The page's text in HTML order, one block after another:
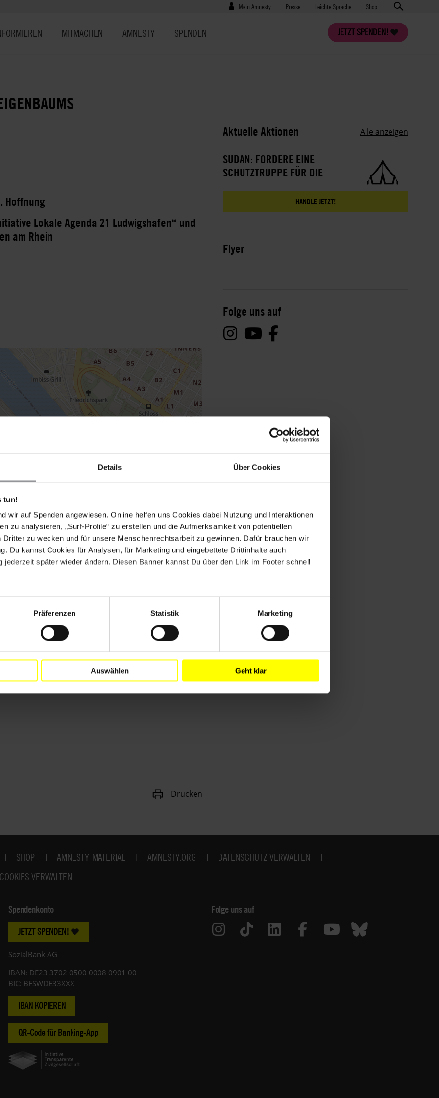
Details Über Cookies
tun!
wir auf Spenden angewiesen. Online helfen uns Cookies dabei Nutzung und Interaktionen
zu analysieren, „Surf-Profile“ zu erstellen und die Aufmerksamkeit von potentiellen
Dritter zu wecken und für unsere Menschenrechtsarbeit zu gewinnen. Dafür brauchen wir
Du kannst Cookies für Analysen, für Marketing und eingebettete Drittinhalte auch
jederzeit später wieder ändern. Diesen Banner kannst Du über den Link im Footer schnell
Präferenzen Statistik Marketing
Auswählen Geht klar
Benutzermenü
Mein Amnesty Presse
Presse Leichte Sprache Shop
JETZT SPENDEN!
MITMACHEN AMNESTY SPENDEN
Hoffnung
Lokale Agenda 21 Ludwigshafen“ und
am Rhein
Leaflet Map data © contributors, CC-BY-SA
Drucken
Aktuelle Aktionen Alle anzeigen
SUDAN: FORDERE EINE
SCHUTZTRUPPE FÜR DIE
HANDLE JETZT!
Flyer
Folge uns auf
SHOP AMNESTY-MATERIAL AMNESTY.ORG
DATENSCHUTZ VERWALTEN
COOKIES VERWALTEN
Spendenkonto
JETZT SPENDEN!
SozialBank AG
IBAN: DE23 3702 0500 0008 0901 00
BIC: BFSWDE33XXX
IBAN KOPIEREN
QR-Code für Banking-App
Folge uns auf